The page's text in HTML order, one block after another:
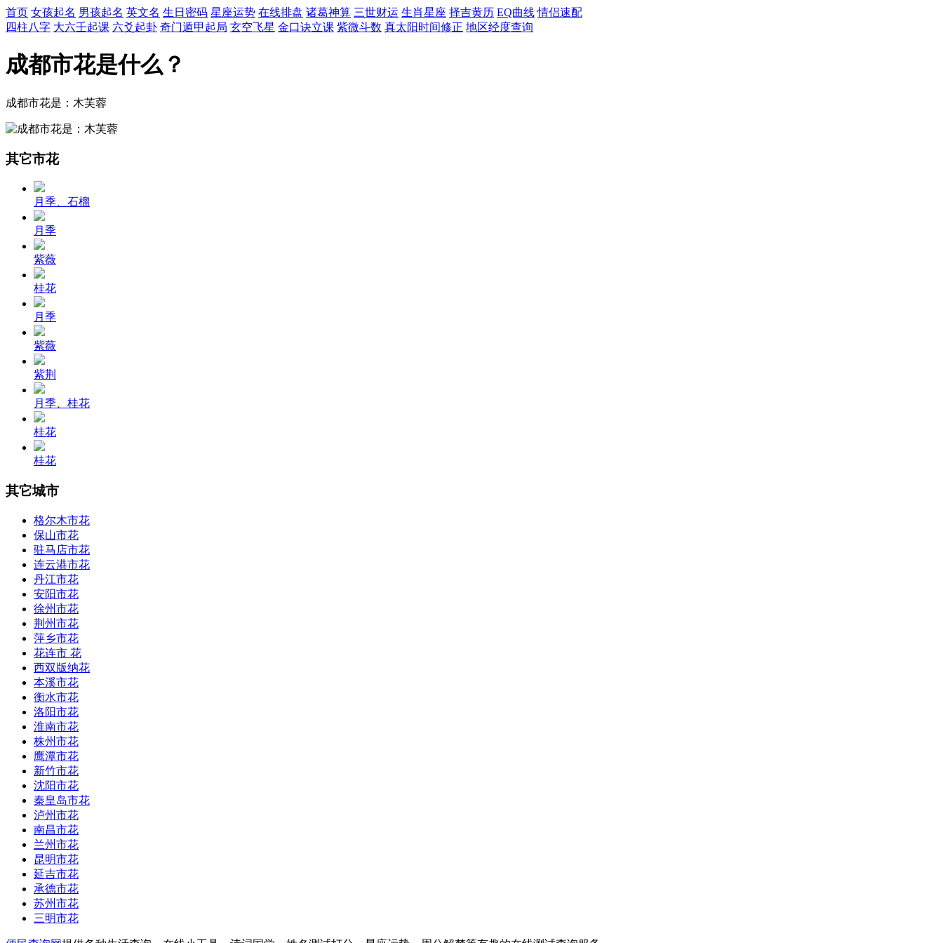
首页 女孩起名 男孩起名 英文名 生日密码 星座运势 在线排盘 诸葛神算 三世财运 生肖星座 择吉黄历 EQ曲线 情侣速配
四柱八字 大六壬起课 六爻起卦 奇门遁甲起局 玄空飞星 金口诀立课 紫微斗数 真太阳时间修正 地区经度查询
成都市花是什么？
成都市花是：木芙蓉
其它市花
月季、石榴
月季
紫薇
桂花
月季
紫薇
紫荆
月季、桂花
桂花
桂花
其它城市
格尔木市花
保山市花
驻马店市花
连云港市花
丹江市花
安阳市花
徐州市花
荆州市花
萍乡市花
花连市 花
西双版纳花
本溪市花
衡水市花
洛阳市花
淮南市花
株州市花
鹰潭市花
新竹市花
沈阳市花
秦皇岛市花
泸州市花
南昌市花
兰州市花
昆明市花
延吉市花
承德市花
苏州市花
三明市花